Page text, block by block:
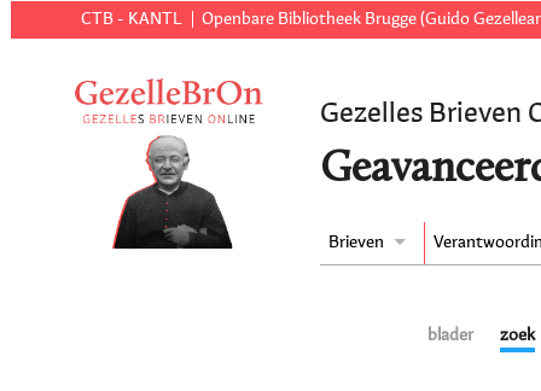
CTB - KANTL Openbare Bibliotheek Brugge (Guido
Gezelles Brieven
Brieven
blader zoek